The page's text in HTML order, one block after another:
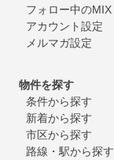
フォロー中のMIX
アカウント設定
メルマガ設定
物件を探す
条件から探す
新着から探す
市区から探す
路線・駅から探す